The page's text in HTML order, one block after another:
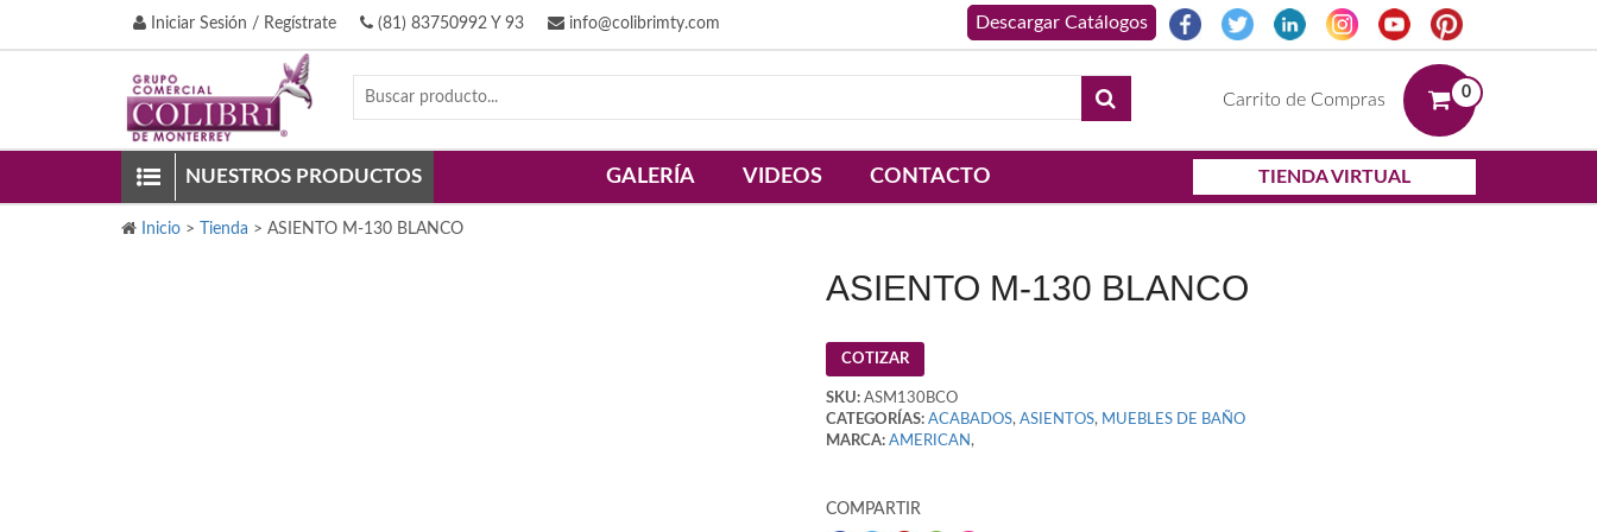
Iniciar Sesión / Regístrate (81) 83750992 Y 93 info@colibrimty.com
Carrito de Compras 0
NUESTROS PRODUCTOS GALERÍA VIDEOS CONTACTO TIENDA VIRTUAL
Inicio > Tienda > ASIENTO M-130 BLANCO
ASIENTO M-130 BLANCO
COTIZAR
SKU:ASM130BCO
CATEGORÍAS: ACABADOS, ASIENTOS, MUEBLES DE BAÑO
MARCA: AMERICAN,
COMPARTIR